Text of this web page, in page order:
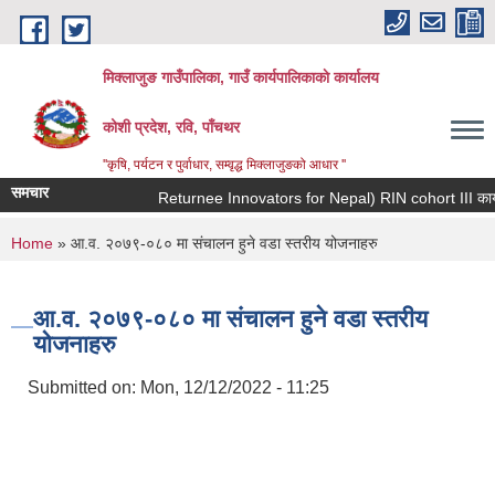
Skip to main content
मिक्लाजुङ गाउँपालिका, गाउँ कार्यपालिकाकाे कार्यालय
कोशी प्रदेश, रवि, पाँचथर
''कृषि, पर्यटन र पुर्वाधार, सम्वृद्ध मिक्लाजुङको आधार ''
समचार
You are here
Home » आ.व. २०७९-०८० मा संचालन हुने वडा स्तरीय योजनाहरु
आ.व. २०७९-०८० मा संचालन हुने वडा स्तरीय
योजनाहरु
Submitted on: Mon, 12/12/2022 - 11:25